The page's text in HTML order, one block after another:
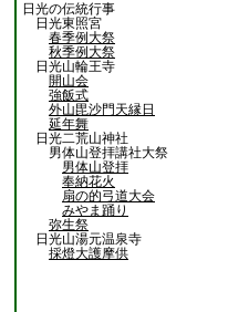
日光の伝統行事
日光東照宮
春季例大祭
秋季例大祭
日光山輪王寺
開山会
強飯式
外山毘沙門天縁日
延年舞
日光二荒山神社
男体山登拝講社大祭
男体山登拝
奉納花火
扇の的弓道大会
みやま踊り
弥生祭
日光山湯元温泉寺
採燈大護摩供